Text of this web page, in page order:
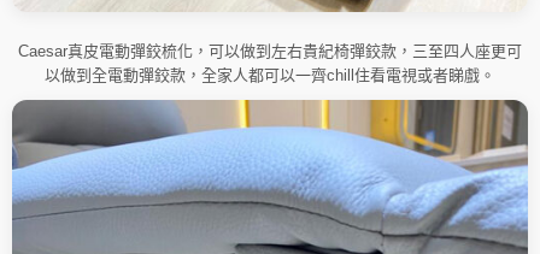
Caesar真皮電動彈鉸梳化，可以做到左右貴紀椅彈鉸款，三至四人座更可
以做到全電動彈鉸款，全家人都可以一齊chill住看電視或者睇戲。